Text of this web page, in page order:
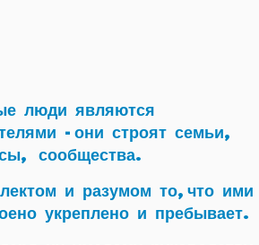
люди являются
-они строят семьи,
сообщества.
и разумом то,что ими
укреплено и пребывает.